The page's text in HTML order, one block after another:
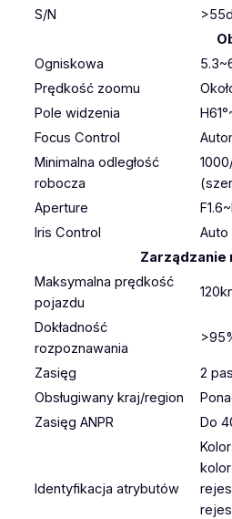
S/N
Ogniskowa
Prędkość zoomu
Pole widzenia
Focus Control
Minimalna odległość
robocza
Aperture
Iris Control
Auto
Zarządzanie
Maksymalna prędkość
pojazdu
Dokładność
rozpoznawania
Zasięg
2
Obsługiwany kraj/region
Zasięg ANPR
Do
Identyfikacja atrybutów